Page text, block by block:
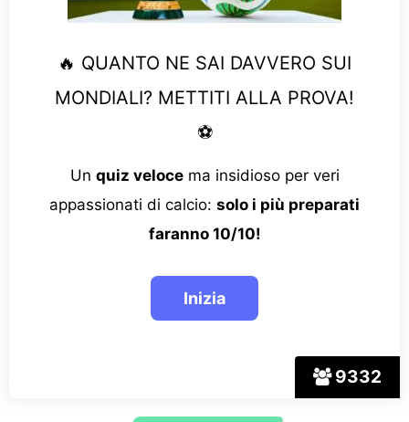
9332
🔥 QUANTO NE SAI DAVVERO SUI
MONDIALI? METTITI ALLA PROVA!
⚽
Un quiz velocema insidioso per veri
appassionati di calcio: solo i più preparati
faranno 10/10!